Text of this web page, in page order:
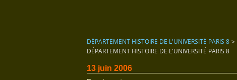
DÉPARTEMENT HISTOIRE DE L'UNIVERSITÉ PARIS 8 >
DÉPARTEMENT HISTOIRE DE L'UNIVERSITÉ PARIS 8
13 juin 2006